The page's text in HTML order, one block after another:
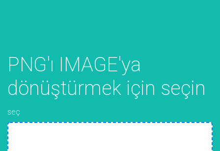
PNG'ı IMAGE'ya
dönüştürmek için seçin
seç